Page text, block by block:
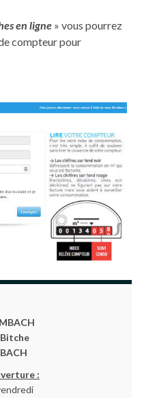
en ligne » vous pourrez
compteur pour
: